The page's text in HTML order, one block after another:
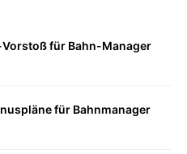
für Bahn-Manager
für Bahnmanager